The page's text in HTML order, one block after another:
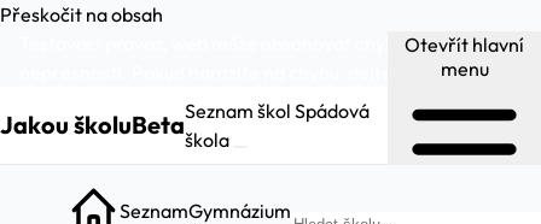
Přeskočit na obsah
Testovací provoz, web může obsahovat chyby a
dejte nám vědět.
Jakou školuBetaSeznam škol Spádová
škola
Otevřít hlavní
menu
SeznamGymnázium